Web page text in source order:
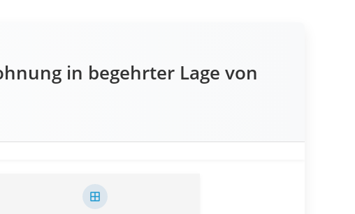
in begehrter Lage von